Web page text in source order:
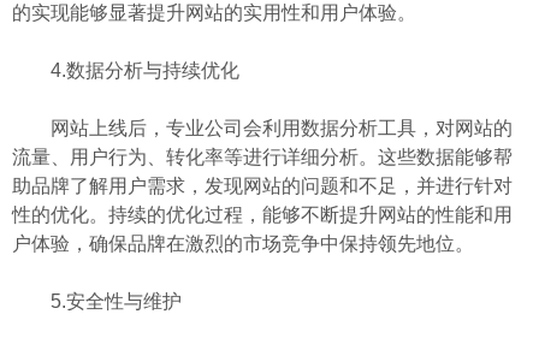
的实现能够显著提升网站的实用性和用户体验。
4.数据分析与持续优化
网站上线后，专业公司会利用数据分析工具，对网站的
流量、用户行为、转化率等进行详细分析。这些数据能够帮
助品牌了解用户需求，发现网站的问题和不足，并进行针对
性的优化。持续的优化过程，能够不断提升网站的性能和用
户体验，确保品牌在激烈的市场竞争中保持领先地位。
5.安全性与维护